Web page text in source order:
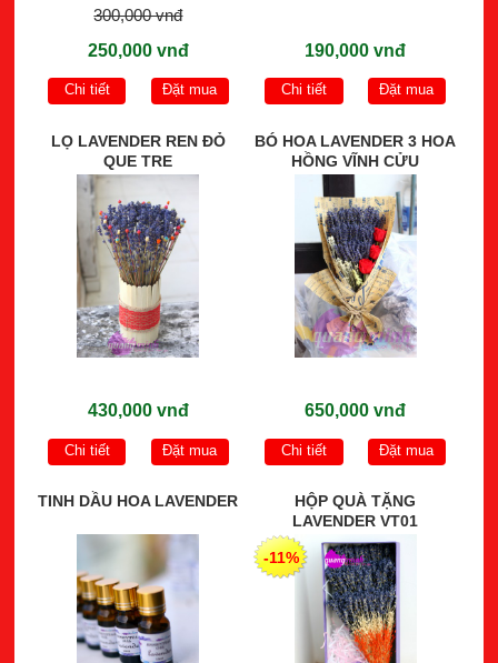
300,000 vnđ
250,000 vnđ
Chi tiết Đặt mua
190,000 vnđ
Chi tiết Đặt mua
LỌ LAVENDER REN ĐỎ
QUE TRE
430,000 vnđ
Chi tiết Đặt mua
BÓ HOA LAVENDER 3 HOA
HỒNG VĨNH CỬU
650,000 vnđ
Chi tiết Đặt mua
TINH DẦU HOA LAVENDER
HỘP QUÀ TẶNG
LAVENDER VT01
-11%